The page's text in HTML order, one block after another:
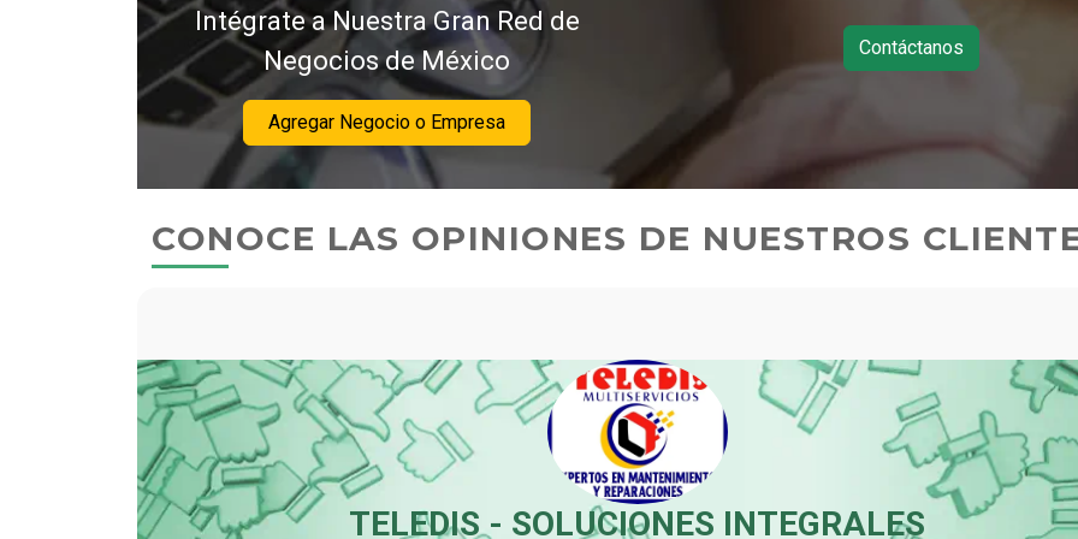
Intégrate a Nuestra Gran Red de
Negocios de México
Agregar Negocio o Empresa
Contáctanos
CONOCE LAS OPINIONES DE NUESTROS
ESCUELA DE MANEJO LOS HÉROES